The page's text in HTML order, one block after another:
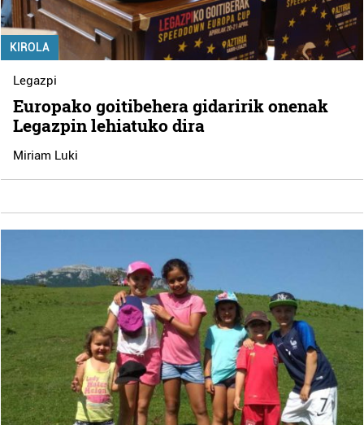
KIROLA
Legazpi
Europako goitibehera gidaririk onenak
Legazpin lehiatuko dira
Miriam Luki